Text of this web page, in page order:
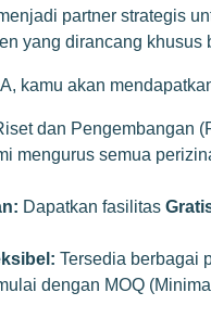
partner strategis
yang dirancang khusus
kamu akan
dan Pengembangan
mengurus semua
Dapatkan fasilitas
Tersedia berbagai
dengan MOQ